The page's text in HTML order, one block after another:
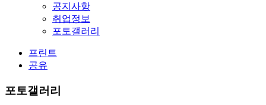
공지사항
취업정보
포토갤러리
프린트
공유
포토갤러리